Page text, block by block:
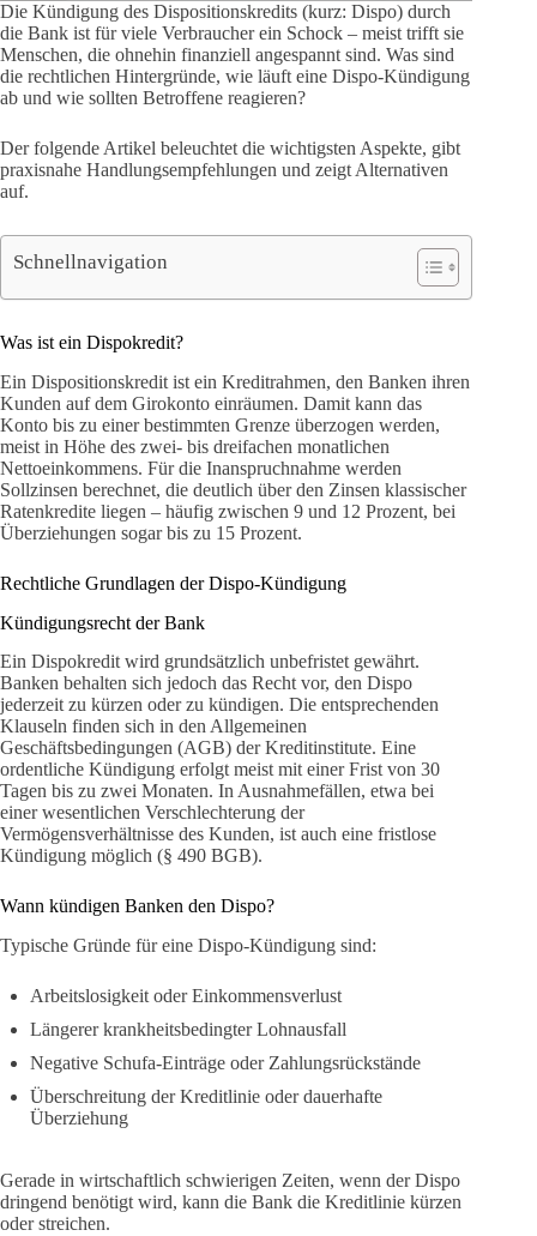
Die Kündigung des Dispositionskredits (kurz: Dispo) durch
die Bank ist für viele Verbraucher ein Schock – meist trifft sie
Menschen, die ohnehin finanziell angespannt sind. Was sind
die rechtlichen Hintergründe, wie läuft eine Dispo-Kündigung
ab und wie sollten Betroffene reagieren?
Der folgende Artikel beleuchtet die wichtigsten Aspekte, gibt
praxisnahe Handlungsempfehlungen und zeigt Alternativen
auf.
Schnellnavigation
Was ist ein Dispokredit?
Ein Dispositionskredit ist ein Kreditrahmen, den Banken ihren
Kunden auf dem Girokonto einräumen. Damit kann das
Konto bis zu einer bestimmten Grenze überzogen werden,
meist in Höhe des zwei- bis dreifachen monatlichen
Nettoeinkommens. Für die Inanspruchnahme werden
Sollzinsen berechnet, die deutlich über den Zinsen klassischer
Ratenkredite liegen – häufig zwischen 9 und 12 Prozent, bei
Überziehungen sogar bis zu 15 Prozent.
Rechtliche Grundlagen der Dispo-Kündigung
Kündigungsrecht der Bank
Ein Dispokredit wird grundsätzlich unbefristet gewährt.
Banken behalten sich jedoch das Recht vor, den Dispo
jederzeit zu kürzen oder zu kündigen. Die entsprechenden
Klauseln finden sich in den Allgemeinen
Geschäftsbedingungen (AGB) der Kreditinstitute. Eine
ordentliche Kündigung erfolgt meist mit einer Frist von 30
Tagen bis zu zwei Monaten. In Ausnahmefällen, etwa bei
einer wesentlichen Verschlechterung der
Vermögensverhältnisse des Kunden, ist auch eine fristlose
Kündigung möglich (§ 490 BGB).
Wann kündigen Banken den Dispo?
Typische Gründe für eine Dispo-Kündigung sind:
Arbeitslosigkeit oder Einkommensverlust
Längerer krankheitsbedingter Lohnausfall
Negative Schufa-Einträge oder Zahlungsrückstände
Überschreitung der Kreditlinie oder dauerhafte
Überziehung
Gerade in wirtschaftlich schwierigen Zeiten, wenn der Dispo
dringend benötigt wird, kann die Bank die Kreditlinie kürzen
oder streichen.